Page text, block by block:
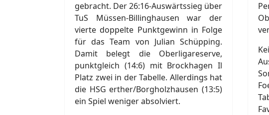
gebracht. Der 26:16-Auswärtssieg über
TuS Müssen-Billinghausen war der
vierte doppelte Punktgewinn in Folge
für das Team von Julian Schüpping.
Damit belegt die Oberligareserve,
punktgleich (14:6) mit Brockhagen Il
Platz zwei in der Tabelle. Allerdings hat
die HSG erther/Borgholzhausen (13:5)
ein Spiel weniger absolviert.